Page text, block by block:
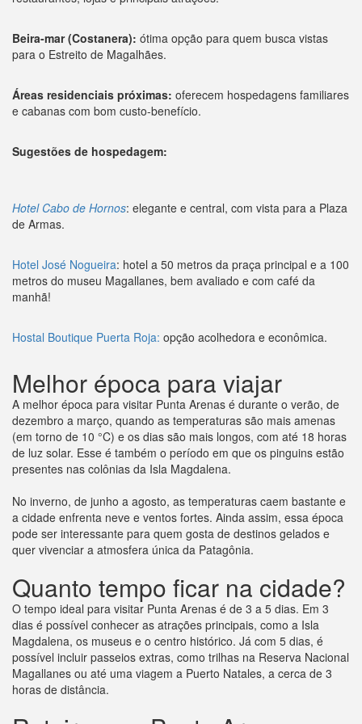
Beira-mar (Costanera): ótima opção para quem busca vistas
para o Estreito de Magalhães.
Áreas residenciais próximas: oferecem hospedagens familiares
e cabanas com bom custo-benefício.
Sugestões de hospedagem:
Hotel Cabo de Hornos: elegante e central, com vista para a Plaza
de Armas.
Hotel José Nogueira: hotel a 50 metros da praça principal e a 100
metros do museu Magallanes, bem avaliado e com café da
manhã!
Hostal Boutique Puerta Roja: opção acolhedora e econômica.
Melhor época para viajar
A melhor época para visitar Punta Arenas é durante o verão, de
dezembro a março, quando as temperaturas são mais amenas
(em torno de 10 °C) e os dias são mais longos, com até 18 horas
de luz solar. Esse é também o período em que os pinguins estão
presentes nas colônias da Isla Magdalena.
No inverno, de junho a agosto, as temperaturas caem bastante e
a cidade enfrenta neve e ventos fortes. Ainda assim, essa época
pode ser interessante para quem gosta de destinos gelados e
quer vivenciar a atmosfera única da Patagônia.
Quanto tempo ficar na cidade?
O tempo ideal para visitar Punta Arenas é de 3 a 5 dias. Em 3
dias é possível conhecer as atrações principais, como a Isla
Magdalena, os museus e o centro histórico. Já com 5 dias, é
possível incluir passeios extras, como trilhas na Reserva Nacional
Magallanes ou até uma viagem a Puerto Natales, a cerca de 3
horas de distância.